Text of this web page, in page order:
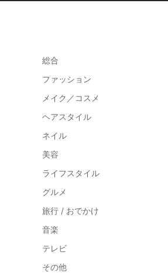
総合
ファッション
メイク／コスメ
ヘアスタイル
ネイル
美容
ライフスタイル
グルメ
旅行 / おでかけ
音楽
テレビ
その他